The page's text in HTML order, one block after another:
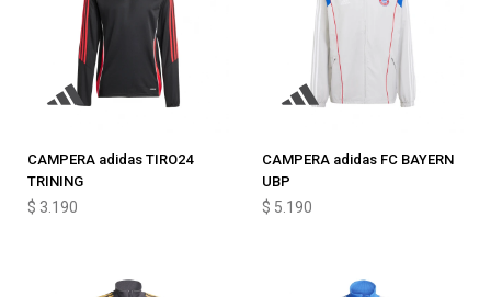
CAMPERA adidas TIRO24
TRINING
$ 3.190
CAMPERA adidas FC BAYERN
UBP
$ 5.190